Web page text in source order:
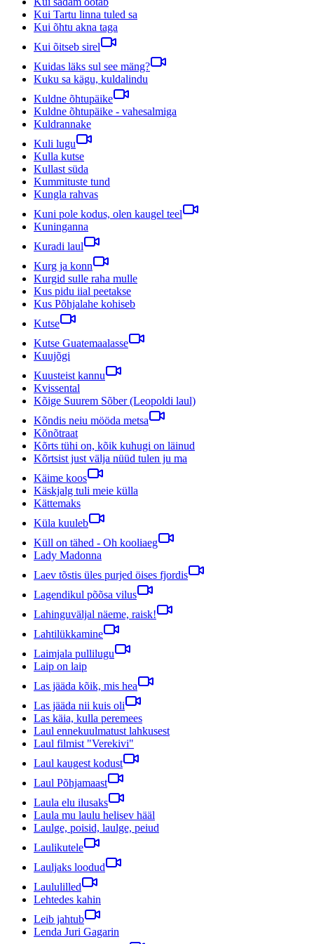
Kui Tartu linna tuled sa
Kui õhtu akna taga
Kui õitseb sirel
Kuidas läks sul see mäng?
Kuku sa kägu, kuldalindu
Kuldne õhtupäike
Kuldne õhtupäike - vahesalmiga
Kuldrannake
Kuli lugu
Kulla kutse
Kullast süda
Kummituste tund
Kungla rahvas
Kuni pole kodus, olen kaugel teel
Kuninganna
Kuradi laul
Kurg ja konn
Kurgid sulle raha mulle
Kus pidu iial peetakse
Kus Põhjalahe kohiseb
Kutse
Kutse Guatemaalasse
Kuujõgi
Kuusteist kannu
Kvissental
Kõige Suurem Sõber (Leopoldi laul)
Kõndis neiu mööda metsa
Kõnõtraat
Kõrts tühi on, kõik kuhugi on läinud
Kõrtsist just välja nüüd tulen ju ma
Käime koos
Käskjalg tuli meie külla
Kättemaks
Küla kuuleb
Küll on tähed - Oh kooliaeg
Lady Madonna
Laev tõstis üles purjed öises fjordis
Lagendikul põõsa vilus
Lahinguväljal näeme, raisk!
Lahtilükkamine
Laimjala pullilugu
Laip on laip
Las jääda kõik, mis hea
Las jääda nii kuis oli
Las käia, kulla peremees
Laul ennekuulmatust lahkusest
Laul filmist "Verekivi"
Laul kaugest kodust
Laul Põhjamaast
Laula elu ilusaks
Laula mu laulu helisev hääl
Laulge, poisid, laulge, peiud
Laulikutele
Lauljaks loodud
Laululilled
Lehtedes kahin
Leib jahtub
Lenda Juri Gagarin